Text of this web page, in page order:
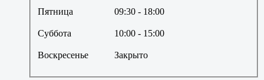
Пятница 09:30 - 18:00
Суббота 10:00 - 15:00
Воскресенье Закрыто